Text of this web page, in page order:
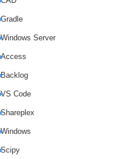
Gradle
Windows Server
Access
Backlog
VS Code
Shareplex
Windows
Scipy